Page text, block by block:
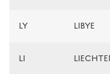
LY LIBYE
LI